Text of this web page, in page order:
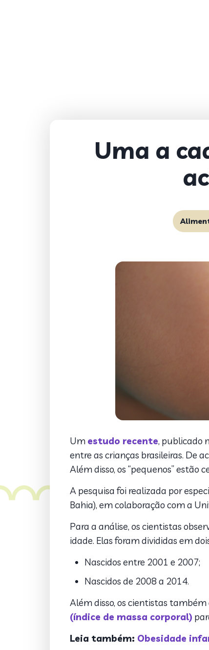
Uma a
Um estudo recente, publicado
entre as crianças brasileiras. De
Além disso, os “pequenos”
A pesquisa foi realizada por
Bahia), em colaboração com a
Para a análise, os cientistas
idade. Elas foram divididas em
Nascidos entre 2001 e 2007;
Nascidos de 2008 a 2014.
Além disso, os cientistas
(índice de massa corporal)
Leia também: Obesidade